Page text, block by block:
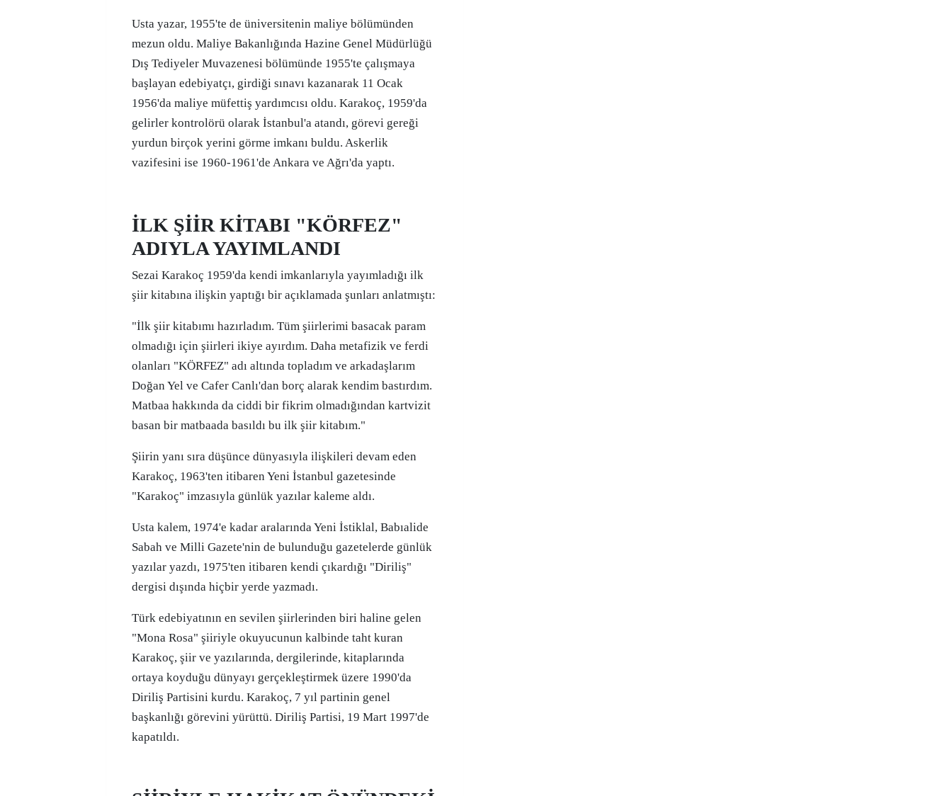
Usta yazar, 1955'te de üniversitenin maliye bölümünden
mezun oldu. Maliye Bakanlığında Hazine Genel Müdürlüğü
Dış Tediyeler Muvazenesi bölümünde 1955'te çalışmaya
başlayan edebiyatçı, girdiği sınavı kazanarak 11 Ocak
1956'da maliye müfettiş yardımcısı oldu. Karakoç, 1959'da
gelirler kontrolörü olarak İstanbul'a atandı, görevi gereği
yurdun birçok yerini görme imkanı buldu. Askerlik
vazifesini ise 1960-1961'de Ankara ve Ağrı'da yaptı.
İLK ŞİİR KİTABI "KÖRFEZ"
ADIYLA YAYIMLANDI
Sezai Karakoç 1959'da kendi imkanlarıyla yayımladığı ilk
şiir kitabına ilişkin yaptığı bir açıklamada şunları anlatmıştı:
"İlk şiir kitabımı hazırladım. Tüm şiirlerimi basacak param
olmadığı için şiirleri ikiye ayırdım. Daha metafizik ve ferdi
olanları "KÖRFEZ" adı altında topladım ve arkadaşlarım
Doğan Yel ve Cafer Canlı'dan borç alarak kendim bastırdım.
Matbaa hakkında da ciddi bir fikrim olmadığından kartvizit
basan bir matbaada basıldı bu ilk şiir kitabım."
Şiirin yanı sıra düşünce dünyasıyla ilişkileri devam eden
Karakoç, 1963'ten itibaren Yeni İstanbul gazetesinde
"Karakoç" imzasıyla günlük yazılar kaleme aldı.
Usta kalem, 1974'e kadar aralarında Yeni İstiklal, Babıalide
Sabah ve Milli Gazete'nin de bulunduğu gazetelerde günlük
yazılar yazdı, 1975'ten itibaren kendi çıkardığı "Diriliş"
dergisi dışında hiçbir yerde yazmadı.
Türk edebiyatının en sevilen şiirlerinden biri haline gelen
"Mona Rosa" şiiriyle okuyucunun kalbinde taht kuran
Karakoç, şiir ve yazılarında, dergilerinde, kitaplarında
ortaya koyduğu dünyayı gerçekleştirmek üzere 1990'da
Diriliş Partisini kurdu. Karakoç, 7 yıl partinin genel
başkanlığı görevini yürüttü. Diriliş Partisi, 19 Mart 1997'de
kapatıldı.